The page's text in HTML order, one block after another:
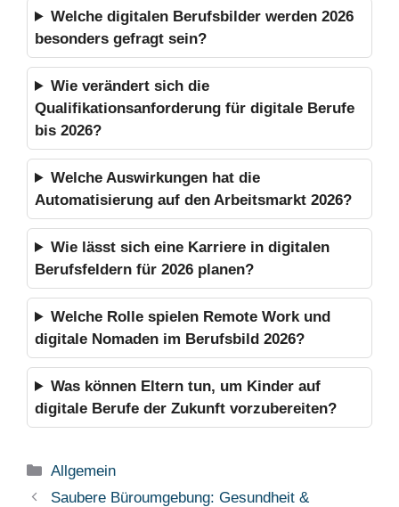
Welche digitalen Berufsbilder werden 2026
besonders gefragt sein?
Wie verändert sich die
Qualifikationsanforderung für digitale Berufe
bis 2026?
Welche Auswirkungen hat die
Automatisierung auf den Arbeitsmarkt 2026?
Wie lässt sich eine Karriere in digitalen
Berufsfeldern für 2026 planen?
Welche Rolle spielen Remote Work und
digitale Nomaden im Berufsbild 2026?
Was können Eltern tun, um Kinder auf
digitale Berufe der Zukunft vorzubereiten?
Kategorien
Allgemein
Saubere Büroumgebung: Gesundheit &